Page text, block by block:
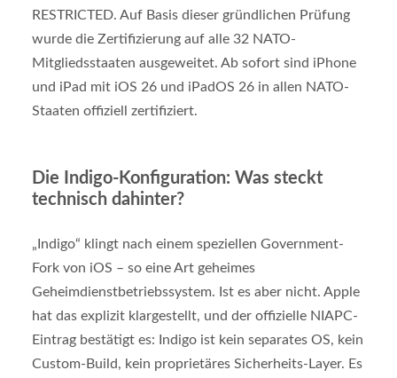
RESTRICTED. Auf Basis dieser gründlichen Prüfung
wurde die Zertifizierung auf alle 32 NATO-
Mitgliedsstaaten ausgeweitet. Ab sofort sind iPhone
und iPad mit iOS 26 und iPadOS 26 in allen NATO-
Staaten offiziell zertifiziert.
Die Indigo-Konfiguration: Was steckt
technisch dahinter?
„Indigo“ klingt nach einem speziellen Government-
Fork von iOS – so eine Art geheimes
Geheimdienstbetriebssystem. Ist es aber nicht. Apple
hat das explizit klargestellt, und der offizielle NIAPC-
Eintrag bestätigt es: Indigo ist kein separates OS, kein
Custom-Build, kein proprietäres Sicherheits-Layer. Es